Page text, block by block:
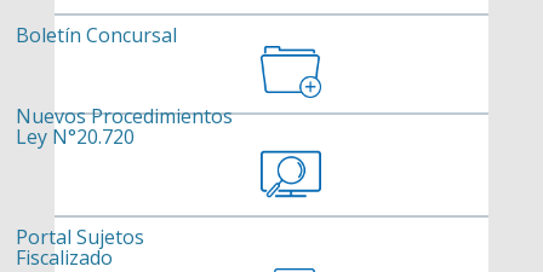
Boletín Concursal
Nuevos Procedimientos
Ley N°20.720
Portal Sujetos
Fiscalizado